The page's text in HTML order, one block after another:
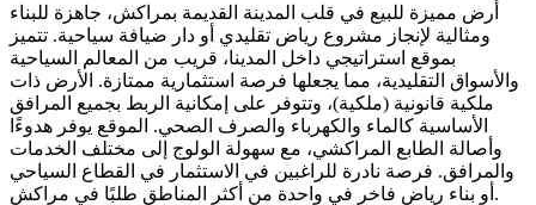
أرض مميزة للبيع في قلب المدينة القديمة بمراكش، جاهزة للبناء
ومثالية لإنجاز مشروع رياض تقليدي أو دار ضيافة سياحية. تتميز
بموقع استراتيجي داخل المدينا، قريب من المعالم السياحية
والأسواق التقليدية، مما يجعلها فرصة استثمارية ممتازة. الأرض ذات
ملكية قانونية (ملكية)، وتتوفر على إمكانية الربط بجميع المرافق
الأساسية كالماء والكهرباء والصرف الصحي. الموقع يوفر هدوءًا
وأصالة الطابع المراكشي، مع سهولة الولوج إلى مختلف الخدمات
والمرافق. فرصة نادرة للراغبين في الاستثمار في القطاع السياحي
أو بناء رياض فاخر في واحدة من أكثر المناطق طلبًا في مراكش.